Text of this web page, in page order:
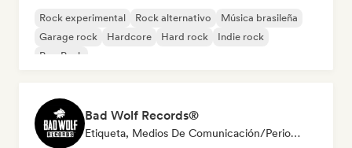
Rock experimental Rock alternativo
Música brasileña
Garage rock
Hardcore Hard rock
Indie rock
Pop Punk
Bad Wolf Records®
Etiqueta, Medios De Comunicación/Periodista, Experto En Sonido